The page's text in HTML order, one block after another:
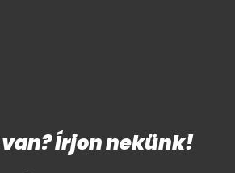
Írjon nekünk!